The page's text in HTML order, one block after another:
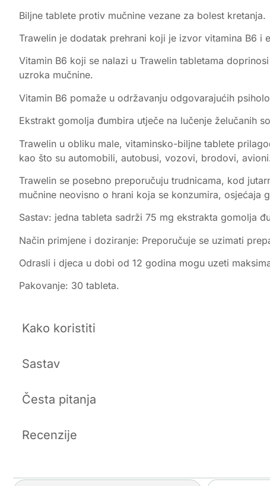
Biljne tablete protiv mučnine vezane za bolest kretanja.
Trawelin je dodatak prehrani koji je izvor vitamina B6 i
Vitamin B6 koji se nalazi u Trawelin tabletama
uzroka mučnine.
Vitamin B6 pomaže u održavanju odgovarajućih
Ekstrakt gomolja đumbira utječe na lučenje želučanih
Trawelin u obliku male, vitaminsko-biljne tablete
kao što su automobili, autobusi, vozovi, brodovi,
Trawelin se posebno preporučuju trudnicama, kod
mučnine neovisno o hrani koja se konzumira,
Sastav: jedna tableta sadrži 75 mg ekstrakta gomolja
Način primjene i doziranje: Preporučuje se uzimati
Odrasli i djeca u dobi od 12 godina mogu uzeti
Pakovanje: 30 tableta.
Kako koristiti
Sastav
Česta pitanja
Recenzije